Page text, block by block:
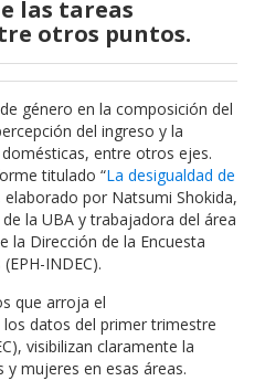
las tareas
otros puntos.
género en la composición del
del ingreso y la
entre otros ejes.
titulado “La desigualdad de
elaborado por Natsumi Shokida,
la UBA y trabajadora del área
la Dirección de la Encuesta
INDEC).
que arroja el
datos del primer trimestre
visibilizan claramente la
mujeres en esas áreas.